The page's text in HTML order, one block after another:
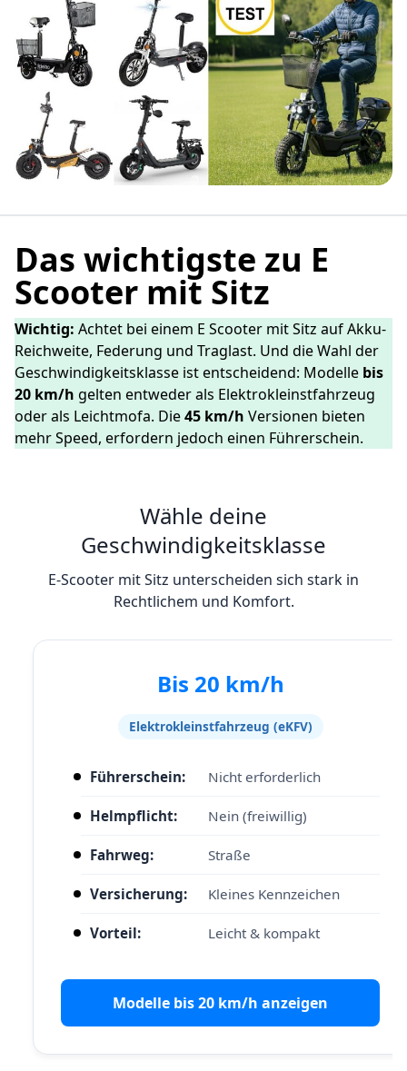
Das wichtigste zu E
Scooter mit Sitz
Wichtig: Achtet bei einem E Scooter mit Sitz auf Akku-
Reichweite, Federung und Traglast. Und die Wahl der
Geschwindigkeitsklasse ist entscheidend: Modelle bis
20 km/h gelten entweder als Elektrokleinstfahrzeug
oder als Leichtmofa. Die45 km/h Versionen bieten
mehr Speed, erfordern jedoch einen Führerschein.
Wähle deine
Geschwindigkeitsklasse
E-Scooter mit Sitz unterscheiden sich stark in
Rechtlichem und Komfort.
Bis 20 km/h
Elektrokleinstfahrzeug (eKFV)
Führerschein: Nicht erforderlich
Helmpflicht: Nein (freiwillig)
Fahrweg: Straße
Versicherung: Kleines Kennzeichen
Vorteil: Leicht & kompakt
Modelle bis 20 km/h anzeigen